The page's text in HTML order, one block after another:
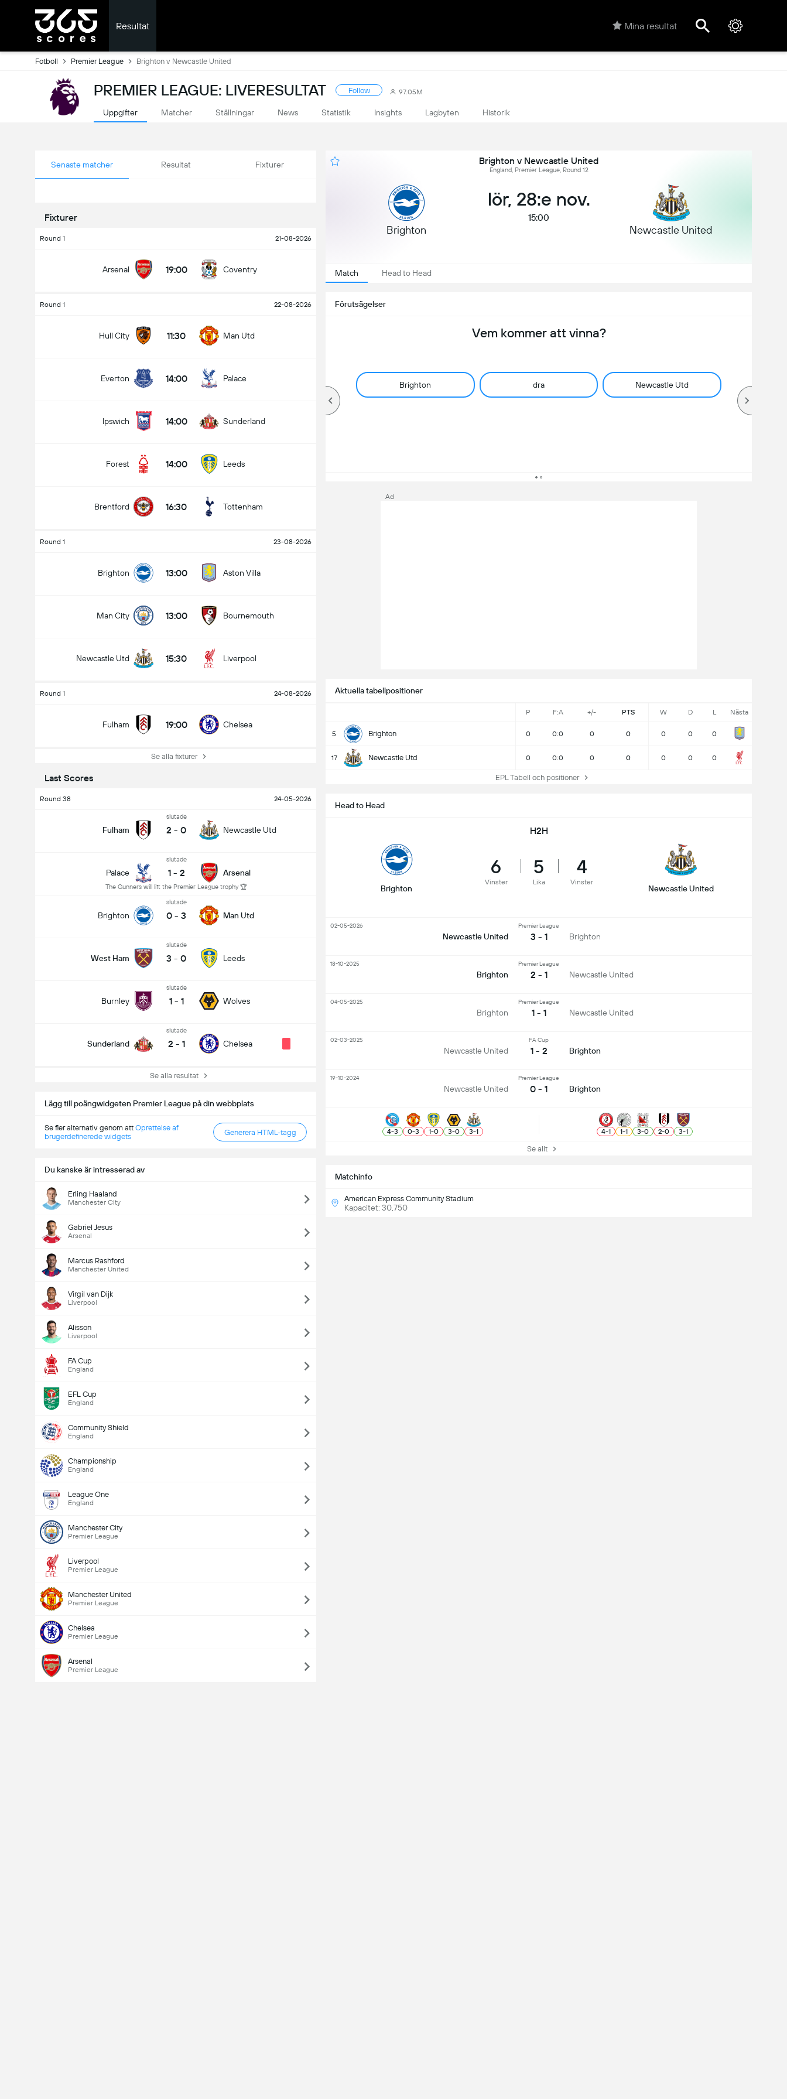
Resultat Mina resultat
Fotboll Premier League Brighton v Newcastle United
PREMIER LEAGUE: LIVERESULTAT Follow 97.05M
Uppgifter Matcher Ställningar News Statistik Insights Lagbyten Historik
Senaste matcher Resultat Fixturer
Fixturer
Round 1 21-08-2026
Arsenal 19:00 Coventry
Round 1 22-08-2026
Hull City 11:30 Man Utd
Everton 14:00 Palace
Ipswich 14:00 Sunderland
Forest 14:00 Leeds
Brentford 16:30 Tottenham
Round 1 23-08-2026
Brighton 13:00 Aston Villa
Man City 13:00 Bournemouth
Newcastle Utd 15:30 Liverpool
Round 1 24-08-2026
Fulham 19:00 Chelsea
Se alla fixturer
Last Scores
Round 38 24-05-2026
Fulham
slutade
2 - 0 Newcastle Utd
Palace
slutade
1 - 2
The Gunners will lift the Premier League trophy 🏆
Arsenal
Brighton
slutade
0 - 3 Man Utd
West Ham
slutade
3 - 0 Leeds
Burnley
slutade
1 - 1 Wolves
Sunderland
slutade
2 - 1 Chelsea
Se alla resultat
Lägg till poängwidgeten Premier League på din webbplats
Se fler alternativ genom att Oprettelse af
brugerdefinerede widgets
Generera HTML-tagg
Du kanske är intresserad av
Erling Haaland
Manchester City
Gabriel Jesus
Arsenal
Marcus Rashford
Manchester United
Virgil van Dijk
Liverpool
Alisson
Liverpool
FA Cup
England
EFL Cup
England
Community Shield
England
Championship
England
League One
England
Manchester City
Premier League
Liverpool
Premier League
Manchester United
Premier League
Chelsea
Premier League
Arsenal
Premier League
Brighton v Newcastle United
England, Premier League, Round 12
Brighton
lör, 28:e nov.
15:00
Newcastle United
Match Head to Head
Förutsägelser
Vem kommer att vinna?
Brighton dra Newcastle Utd
Totalt mål i matchen (2.5)
över
Aktuella tabellpositioner
P F:A +/- PTS W D L Nästa
5 Brighton 0 0:0 0 0 0 0 0
17 Newcastle Utd 0 0:0 0 0 0 0 0
EPL Tabell och positioner
Matchinfo
American Express Community Stadium
Kapacitet: 30,750
Head to Head
H2H
Brighton
6
Vinster
5
Lika
4
Vinster
Newcastle United
Newcastle United
Premier League
3 - 1 Brighton
02-05-2026
Brighton
Premier League
2 - 1 Newcastle United
18-10-2025
Brighton
Premier League
1 - 1 Newcastle United
04-05-2025
Newcastle United
FA Cup
1 - 2 Brighton
02-03-2025
Newcastle United
Premier League
0 - 1 Brighton
19-10-2024
4-3 0-3 1-0 3-0 3-1 4-1 1-1 3-0 2-0 3-1
Se allt
Ad